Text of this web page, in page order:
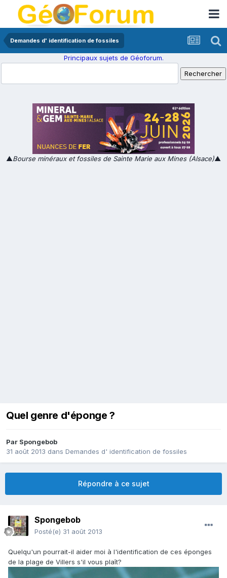
Demandes d' identification de fossiles
Principaux sujets de Géoforum.
▲Bourse minéraux et fossiles de Sainte Marie aux Mines (Alsace)▲
Quel genre d'éponge ?
Par Spongebob
31 août 2013 dans Demandes d' identification de fossiles
Répondre à ce sujet
Spongebob
Posté(e) 31 août 2013
Quelqu'un pourrait-il aider moi à l'identification de ces éponges
de la plage de Villers s'il vous plaît?